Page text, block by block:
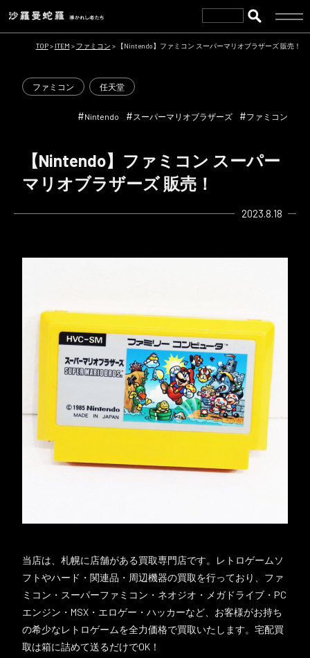
TOP> ITEM > ファミコン > 【Nintendo】ファミコン スーパーマリオブラザーズ 販売！
ファミコン 任天堂
#Nintendo # スーパーマリオブラザーズ #ファミコン
【Nintendo】ファミコン スーパー
マリオブラザーズ 販売！
2023.8.18
当店は、札幌に店舗がある買取専門店です。レトロゲームソ
フトやハード・関連品・周辺機器の買取を行っており、ファ
ミコン・スーパーファミコン・ネオジオ・メガドライブ・PC
エンジン・MSX・エロゲー・ハッカーなど、お客様がお持ち
の希少なレトロゲームを全力価格で買取いたします。宅配買
取は箱に詰めて送るだけでOK！